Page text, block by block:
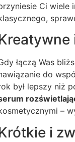
Ci wiele
łączą Was
do
był lepszy niż
–
i